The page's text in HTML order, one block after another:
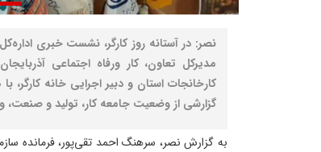
نصر: در آستانه روز کارگر، نشست خبری
مدیرکل تعاون، کار و‌رفاه اجتماعی
کارخانجات استان و دبیر اجرایی خانه کارگر،
گزارشی از وضعیت جامعه کار، تولید و صنعت،
به گزارش نصر، سرهنگ احمد تقی‌پور، فرمانده